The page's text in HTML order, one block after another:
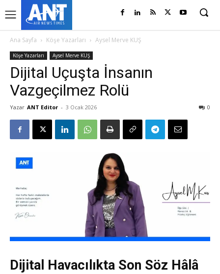
Ana Sayfa Köşe Yazarları Aysel Merve KUŞ
Köşe Yazarları Aysel Merve KUŞ
Dijital Uçuşta İnsanın
Vazgeçilmez Rolü
Yazar ANT Editor - 3 Ocak 2026 0
Dijital Havacılıkta Son Söz Hâlâ